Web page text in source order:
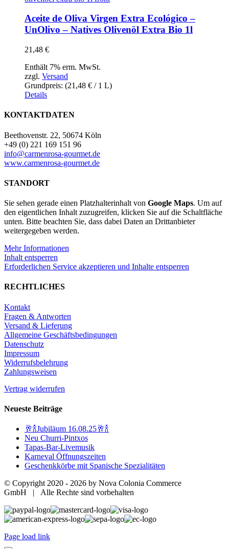
Aceite de Oliva Virgen Extra Ecológico –
UnOlivo – Natives Olivenöl Extra Bio 1l
21,48 €
Enthält 7% erm. MwSt.
zzgl. Versand
Grundpreis: (21,48 € / 1 L)
Details
KONTAKTDATEN
Beethovenstr. 22, 50674 Köln
+49 (0) 221 169 151 96
info@carmenrosa-gourmet.de
www.carmenrosa-gourmet.de
STANDORT
Sie sehen gerade einen Platzhalterinhalt von Google Maps. Um auf
den eigentlichen Inhalt zuzugreifen, klicken Sie auf die Schaltfläche
unten. Bitte beachten Sie, dass dabei Daten an Drittanbieter
weitergegeben werden.
Mehr Informationen
Inhalt entsperren
Erforderlichen Service akzeptieren und Inhalte entsperren
RECHTLICHES
Kontakt
Fragen & Antworten
Versand & Lieferung
Allgemeine Geschäftsbedingungen
Datenschutz
Impressum
Widerrufsbelehrung
Zahlungsweisen
Vertrag widerrufen
Neueste Beiträge
🥂🍾Jubiläum 16.08.25🥂🍾
Neu Churri-Pintxos
Tapas-Bar-Livemusik
Karneval Öffnungszeiten
Geschenkkörbe mit Spanische Spezialitäten
© Copyright 2020 - 2026 by Nova Colonia Commerce
GmbH | Alle Rechte sind vorbehalten
Page load link